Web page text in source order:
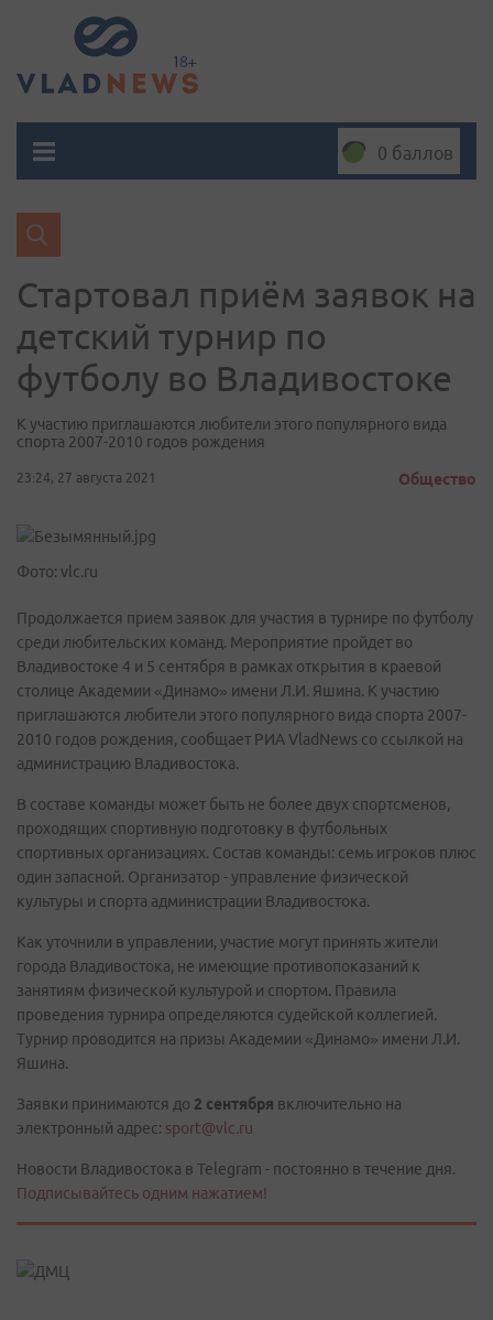
0 баллов
Стартовал приём заявок на
детский турнир по
футболу во Владивостоке
К участию приглашаются любители этого популярного вида
спорта 2007-2010 годов рождения
23:24, 27 августа 2021 Общество
Фото: vlc.ru
Продолжается прием заявок для участия в турнире по футболу
среди любительских команд. Мероприятие пройдет во
Владивостоке 4 и 5 сентября в рамках открытия в краевой
столице Академии «Динамо» имени Л.И. Яшина. К участию
приглашаются любители этого популярного вида спорта 2007-
2010 годов рождения, сообщает РИА VladNews со ссылкой на
администрацию Владивостока.
В составе команды может быть не более двух спортсменов,
проходящих спортивную подготовку в футбольных
спортивных организациях. Состав команды: семь игроков плюс
один запасной. Организатор - управление физической
культуры и спорта администрации Владивостока.
Как уточнили в управлении, участие могут принять жители
города Владивостока, не имеющие противопоказаний к
занятиям физической культурой и спортом. Правила
проведения турнира определяются судейской коллегией.
Турнир проводится на призы Академии «Динамо» имени Л.И.
Яшина.
Заявки принимаются до 2 сентября включительно на
электронный адрес: sport@vlc.ru
Новости Владивостока в Telegram - постоянно в течение дня.
Подписывайтесь одним нажатием!